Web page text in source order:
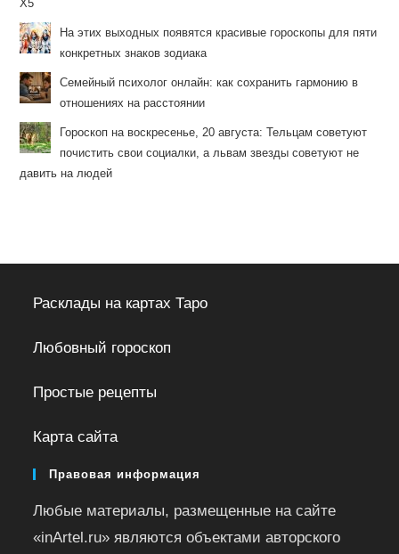
X5
На этих выходных появятся красивые гороскопы для пяти
конкретных знаков зодиака
Семейный психолог онлайн: как сохранить гармонию в
отношениях на расстоянии
Гороскоп на воскресенье, 20 августа: Тельцам советуют
почистить свои социалки, а львам звезды советуют не
давить на людей
Расклады на картах Таро
Любовный гороскоп
Простые рецепты
Карта сайта
Правовая информация
Любые материалы, размещенные на сайте
«inArtel.ru» являются объектами авторского